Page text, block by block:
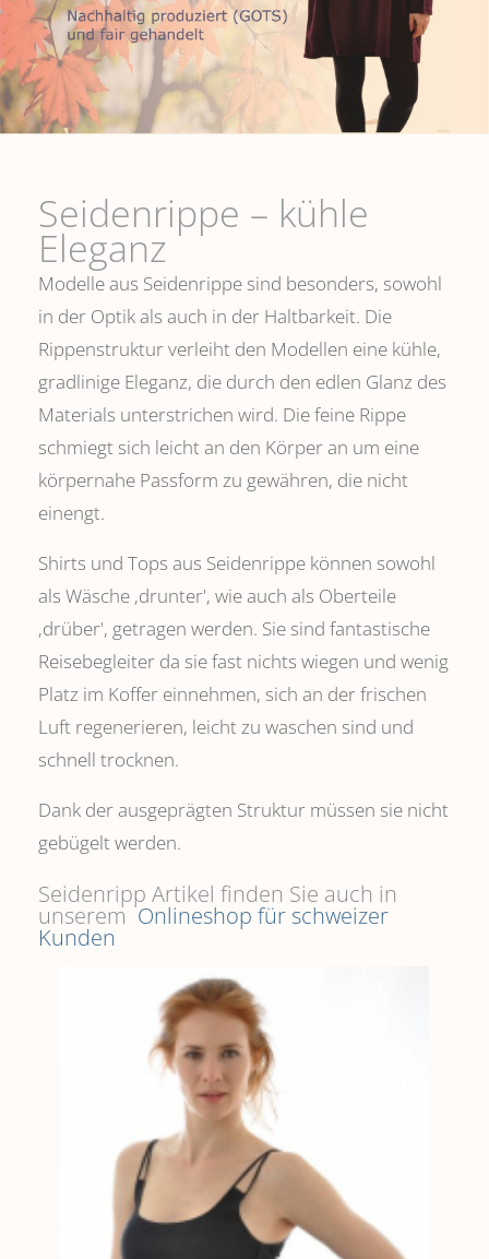
Seidenrippe­ – kühle
Eleganz
Modelle aus Seidenrippe sind besonders, sowohl
in der Optik als auch in der Haltbarkeit. Die
Rippenstruktur verleiht den Modellen eine kühle,
gradlinige Eleganz, die durch den edlen Glanz des
Materials unterstrichen wird. Die feine Rippe
schmiegt sich leicht an den Körper an um eine
körpernahe Passform zu gewähren, die nicht
einengt.
Shirts und Tops aus Seidenrippe können sowohl
als Wäsche ,drunter', wie auch als Oberteile
‚drüber', getragen werden. Sie sind fantastische
Reisebegleiter da sie fast nichts wiegen und wenig
Platz im Koffer einnehmen, sich an der frischen
Luft regenerieren, leicht zu waschen sind und
schnell trocknen.
Dank der ausgeprägten Struktur müssen sie nicht
gebügelt werden.
Seidenripp Artikel finden Sie auch in
unserem Onlineshop für schweizer
Kunden